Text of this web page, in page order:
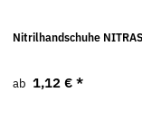
Nitrilhandschuhe
ab 1,12 € *